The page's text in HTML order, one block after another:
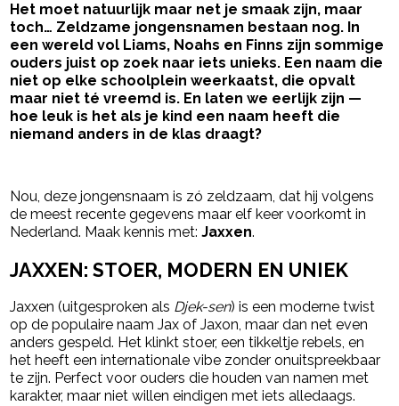
Het moet natuurlijk maar net je smaak zijn, maar
toch… Zeldzame jongensnamen bestaan nog. In
een wereld vol Liams, Noahs en Finns zijn sommige
ouders juist op zoek naar iets unieks. Een naam die
niet op elke schoolplein weerkaatst, die opvalt
maar niet té vreemd is. En laten we eerlijk zijn —
hoe leuk is het als je kind een naam heeft die
niemand anders in de klas draagt?
Nou, deze jongensnaam is zó zeldzaam, dat hij volgens
de meest recente gegevens maar elf keer voorkomt in
Nederland. Maak kennis met:Jaxxen.
JAXXEN: STOER, MODERN EN UNIEK
Jaxxen (uitgesproken als Djek-sen) is een moderne twist
op de populaire naam Jax of Jaxon, maar dan net even
anders gespeld. Het klinkt stoer, een tikkeltje rebels, en
het heeft een internationale vibe zonder onuitspreekbaar
te zijn. Perfect voor ouders die houden van namen met
karakter, maar niet willen eindigen met iets alledaags.